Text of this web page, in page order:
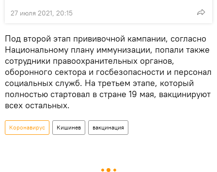
27 июля 2021, 20:15
Под второй этап прививочной кампании, согласно
Национальному плану иммунизации, попали также
сотрудники правоохранительных органов,
оборонного сектора и госбезопасности и персонал
социальных служб. На третьем этапе, который
полностью стартовал в стране 19 мая, вакцинируют
всех остальных.
Коронавирус Кишинев вакцинация